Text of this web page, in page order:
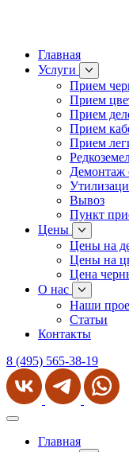
Главная
Услуги
Прием
Прием
Прием
Прием
Прием
Демонтаж
Вывоз
Пункт
Цены
Цены на
Цены на
Цена
О нас
Наши
Статьи
Контакты
8 (495) 565-38-19
Главная